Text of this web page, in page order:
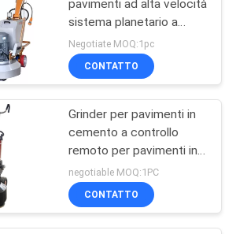
pavimenti ad alta velocità
sistema planetario a
camminata automatica
Negotiate MOQ:1pc
CONTATTO
Grinder per pavimenti in
cemento a controllo
remoto per pavimenti in
marmo di granito di
Terrazzo
negotiable MOQ:1PC
CONTATTO